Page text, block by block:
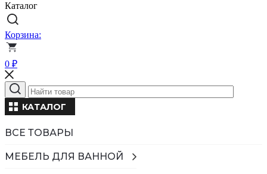
Каталог
Корзина:
0 ₽
КАТАЛОГ
ВСЕ ТОВАРЫ
МЕБЕЛЬ ДЛЯ ВАННОЙ